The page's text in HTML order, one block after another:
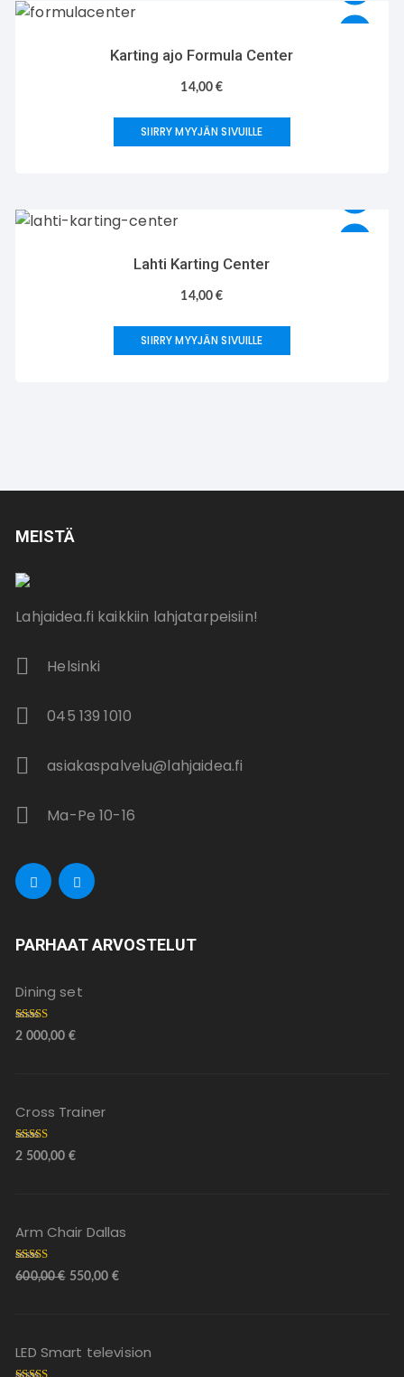
Karting ajo Formula Center
14,00€
SIIRRY MYYJÄN SIVUILLE
Lahti Karting Center
14,00€
SIIRRY MYYJÄN SIVUILLE
MEISTÄ
Lahjaidea.fi kaikkiin lahjatarpeisiin!
Helsinki
045 139 1010
asiakaspalvelu@lahjaidea.fi
Ma-Pe 10-16
PARHAAT ARVOSTELUT
Dining set
Arvostelu
tuotteesta:
2 000,00 €
Cross Trainer
Arvostelu
tuotteesta:
2 500,00 €
Arm Chair Dallas
Arvostelu
tuotteesta:
600,00€ 550,00 €
LED Smart television